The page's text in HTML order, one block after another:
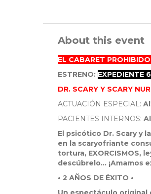
About this event
EL CABARET
ESTRENO: EXPEDIENTE
DR. SCARY Y SCARY
ACTUACIÓN ESPECIAL:
PACIENTES INTERNOS:
El psicótico Dr. Scary y
en la scaryofriante
tortura, EXORCISMOS,
descúbrelo... ¡Amamos
• 2 AÑOS DE ÉXITO •